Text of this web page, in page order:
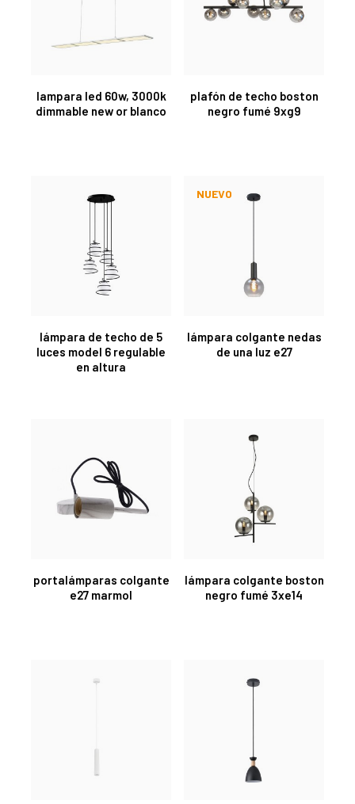
lampara led 60w, 3000k
dimmable new or blanco
plafón de techo boston
negro fumé 9xg9
lámpara de techo de 5
luces model 6 regulable
en altura
lámpara colgante nedas
de una luz e27
NUEVO
portalámparas colgante
e27 marmol
lámpara colgante boston
negro fumé 3xe14